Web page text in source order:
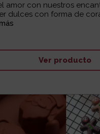
amor con nuestros
dulces con forma de
Ver producto